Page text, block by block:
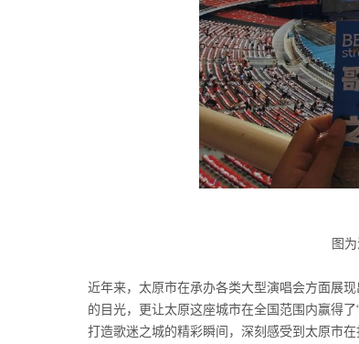
图
近年来，太原市在承办各类大型演唱会方面展
的目光，更让太原这座城市在全国范围内赢得
打造歌迷之城的精彩瞬间，深刻感受到太原市